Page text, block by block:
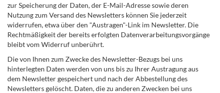
zur Speicherung der Daten, der E-Mail-Adresse sowie deren
Nutzung zum Versand des Newsletters können Sie jederzeit
widerrufen, etwa über den "Austragen"-Link im Newsletter. Die
Rechtmäßigkeit der bereits erfolgten Datenverarbeitungsvorgänge
bleibt vom Widerruf unberührt.
Die von Ihnen zum Zwecke des Newsletter-Bezugs bei uns
hinterlegten Daten werden von uns bis zu Ihrer Austragung aus
dem Newsletter gespeichert und nach der Abbestellung des
Newsletters gelöscht. Daten, die zu anderen Zwecken bei uns